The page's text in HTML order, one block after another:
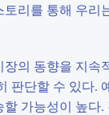
리를 통해 우리
의 동향을 지속
판단할 수 있다.
가능성이 높다